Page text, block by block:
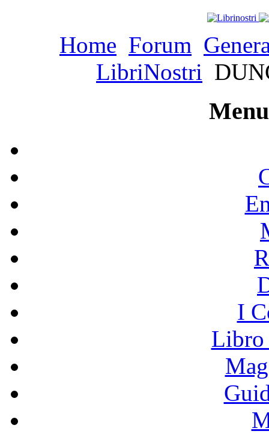
Home Forum
LibriNostri
I
Libro